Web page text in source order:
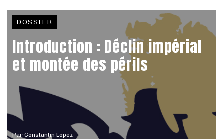
Par Constantin Lopez
DOSSIER
Introduction : Déclin impérial
et montée des périls